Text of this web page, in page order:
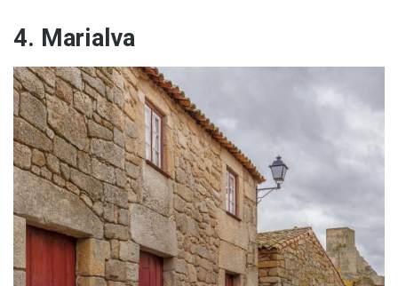
4. Marialva